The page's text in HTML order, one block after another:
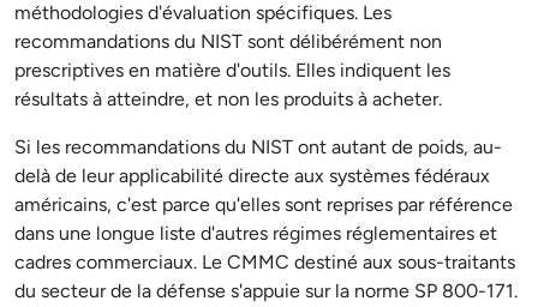
méthodologies d'évaluation spécifiques. Les
recommandations du NIST sont délibérément non
prescriptives en matière d'outils. Elles indiquent les
résultats à atteindre, et non les produits à acheter.
Si les recommandations du NIST ont autant de poids, au-
delà de leur applicabilité directe aux systèmes fédéraux
américains, c'est parce qu'elles sont reprises par référence
dans une longue liste d'autres régimes réglementaires et
cadres commerciaux. Le CMMC destiné aux sous-traitants
du secteur de la défense s'appuie sur la norme SP 800-171.